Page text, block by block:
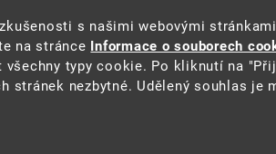
hospodářství
životní prostředí
prostředí
nástroje
(PDF, 204 kB)
s našimi webovými
na stránce Informace o souborech
typy cookie. Po kliknutí na
stránek nezbytné. Udělený souhlas